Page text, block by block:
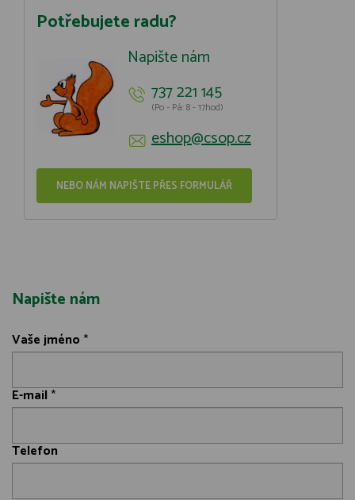
Potřebujete radu?
Napište nám
737 221 145
(Po - Pá: 8 - 17hod)
eshop@csop.cz
NEBO NÁM NAPIŠTE PŘES FORMULÁŘ
Napište nám
Vaše jméno *
E-mail *
Telefon